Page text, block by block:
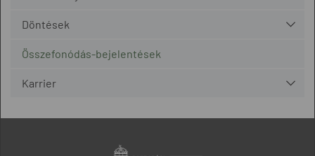
Döntések
Összefonódás-bejelentések
Karrier